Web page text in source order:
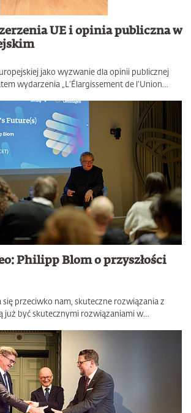
UE i opinia publiczna w
jako wyzwanie dla opinii publicznej
wydarzenia „L’Élargissement de l’Union…
Philipp Blom o przyszłości
się przeciwko nam, skuteczne rozwiązania z
już być skutecznymi rozwiązaniami w…